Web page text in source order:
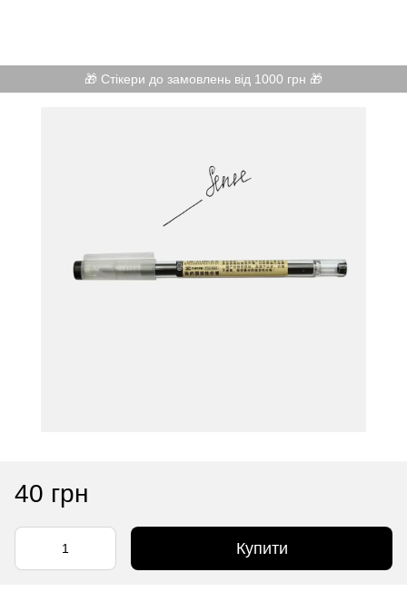
🎁 Стікери до замовлень від 1000 грн 🎁
40 грн
Купити